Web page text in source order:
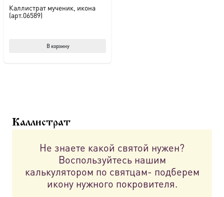
Каллистрат мученик, икона
(арт.06589)
В корзину
Каллистрат
Не знаете какой святой нужен?
Воспользуйтесь нашим
калькулятором по святцам- подберем
икону нужного покровителя.